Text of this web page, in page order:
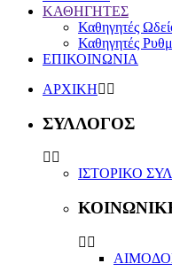
ΚΑΘΗΓΗΤΕΣ
Καθηγητές
Καθηγητές
ΕΠΙΚΟΙΝΩΝΙΑ
ΑΡΧΙΚΗ
ΣΥΛΛΟΓΟΣ
ΙΣΤΟΡΙΚΟ